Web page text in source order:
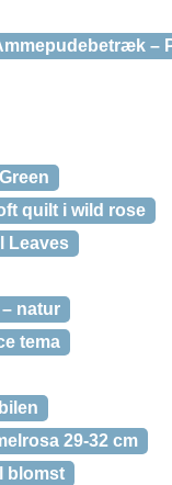
–
quilt i wild rose
Leaves
natur
tema
29-32 cm
blomst